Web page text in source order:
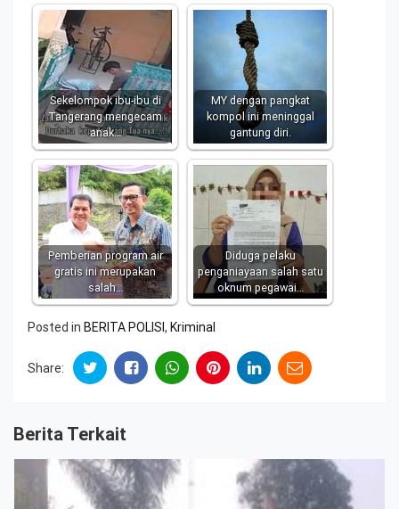
Sekelompok ibu-ibu di
Tangerang mengecam
anak…
MY dengan pangkat
kompol ini meninggal
gantung diri.
Pemberian program air
gratis ini merupakan
salah…
Diduga pelaku
penganiayaan salah satu
oknum pegawai…
Posted in BERITA POLISI, Kriminal
Share:
Berita Terkait